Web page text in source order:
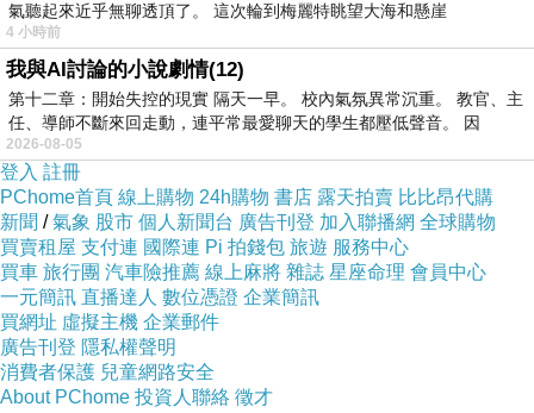
氣聽起來近乎無聊透頂了。 這次輪到梅麗特眺望大海和懸崖
4 小時前
我與AI討論的小說劇情(12)
第十二章：開始失控的現實 隔天一早。 校內氣氛異常沉重。 教官、主
任、導師不斷來回走動，連平常最愛聊天的學生都壓低聲音。 因
2026-08-05
登入 註冊
PChome首頁 線上購物 24h購物 書店 露天拍賣 比比昂代購
新聞 /氣象 股市 個人新聞台 廣告刊登 加入聯播網 全球購物
買賣租屋 支付連 國際連 Pi 拍錢包 旅遊 服務中心
買車 旅行團 汽車險推薦 線上麻將 雜誌 星座命理 會員中心
一元簡訊 直播達人 數位憑證 企業簡訊
買網址 虛擬主機 企業郵件
廣告刊登 隱私權聲明
消費者保護 兒童網路安全
About PChome 投資人聯絡 徵才